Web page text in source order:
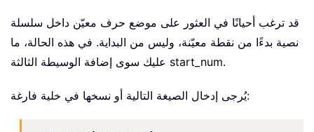
قد ترغب أحيانًا في العثور على موضع حرف معيّن داخل سلسلة
نصية بدءًا من نقطة معيّنة، وليس من البداية. في هذه الحالة، ما
عليك سوى إضافة الوسيطة الثالثة start_num.
يُرجى إدخال الصيغة التالية أو نسخها في خلية فارغة: